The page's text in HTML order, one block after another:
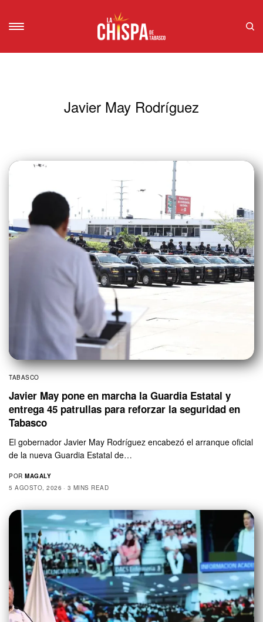
Javier May Rodríguez
TABASCO
Javier May pone en marcha la Guardia Estatal y
entrega 45 patrullas para reforzar la seguridad en
Tabasco
El gobernador Javier May Rodríguez encabezó el arranque oficial
de la nueva Guardia Estatal de…
POR MAGALY
5 AGOSTO, 2026
3 MINS READ